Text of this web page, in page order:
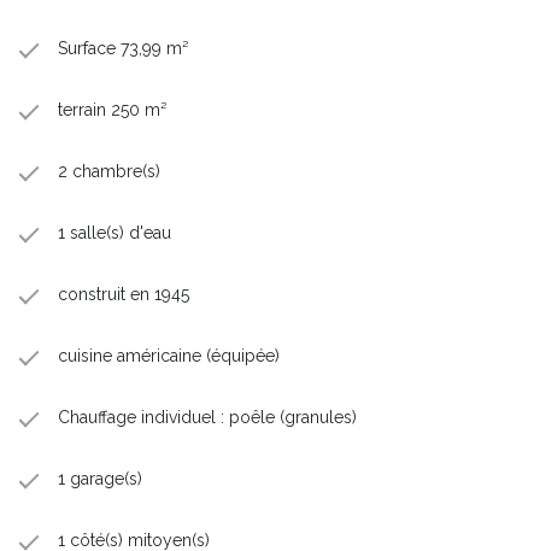
Surface 73,99 m²
terrain 250 m²
2 chambre(s)
1 salle(s) d'eau
construit en 1945
cuisine américaine (équipée)
Chauffage individuel : poêle (granules)
1 garage(s)
1 côté(s) mitoyen(s)